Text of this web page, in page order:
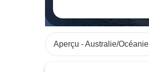
Aperçu - Australie/Océanie